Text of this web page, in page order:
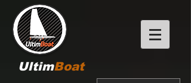
UltimBoat